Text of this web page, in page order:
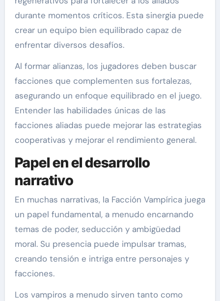
durante momentos críticos. Esta sinergia puede
crear un equipo bien equilibrado capaz de
enfrentar diversos desafíos.
Al formar alianzas, los jugadores deben buscar
facciones que complementen sus fortalezas,
asegurando un enfoque equilibrado en el juego.
Entender las habilidades únicas de las
facciones aliadas puede mejorar las estrategias
cooperativas y mejorar el rendimiento general.
Papel en el desarrollo
narrativo
En muchas narrativas, la Facción Vampírica juega
un papel fundamental, a menudo encarnando
temas de poder, seducción y ambigüedad
moral. Su presencia puede impulsar tramas,
creando tensión e intriga entre personajes y
facciones.
Los vampiros a menudo sirven tanto como